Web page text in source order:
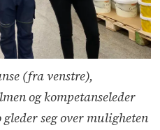
(fra venstre),
og kompetanseleder
seg over muligheten